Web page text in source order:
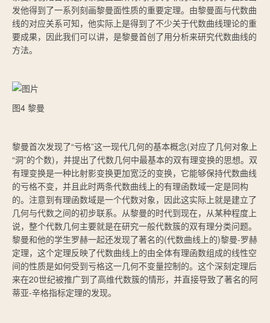
发他得到了一系列刻画黎曼面性质的重要定理。由黎曼面与代数曲
线的对应关系可知，他实际上是得到了不少关于代数曲线理论的重
要成果，因此我们可以讲，是黎曼首创了用分析来研究代数曲线的
方法。
图4 黎曼
黎曼首次发现了“亏格”这一现代几何的基本概念(对应了几何对象上
“洞”的个数)，并提出了代数几何中最基本的双有理变换的思想。双
有理变换是一种比射影变换更加宽泛的变换，它能够保持代数曲线
的亏格不变，并且此时两条代数曲线上的有理函数域一定是同构
的。注意到有理函数域是一个代数对象，因此这实际上就是建立了
几何与代数之间的初步联系。从黎曼的时代到现在，从某种程度上
说，整个代数几何主要就是在研究一般代数簇的双有理分类问题。
黎曼和他的学生罗赫一起还发现了著名的(代数曲线上的)黎曼-罗赫
定理，这个定理反映了代数曲线上的由全体有理函数组成的线性空
间的性质是如何受到亏格这一几何不变量控制的。这个深刻定理后
来在20世纪被推广到了高维代数簇的情形，并直接导致了著名的阿
蒂亚-辛格指标定理的发现。